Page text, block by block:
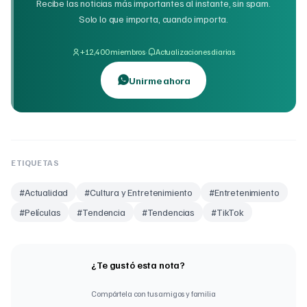
Recibe las noticias más importantes al instante, sin spam.
Solo lo que importa, cuando importa.
+12,400 miembros· Actualizaciones diarias
Unirme ahora
ETIQUETAS
#Actualidad #Cultura y Entretenimiento #Entretenimiento
#Películas #Tendencia #Tendencias #TikTok
¿Te gustó esta nota?
Compártela con tus amigos y familia